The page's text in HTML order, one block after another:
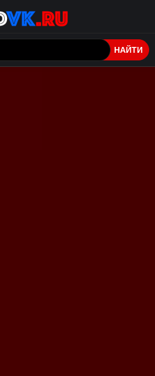
НАЙТИ